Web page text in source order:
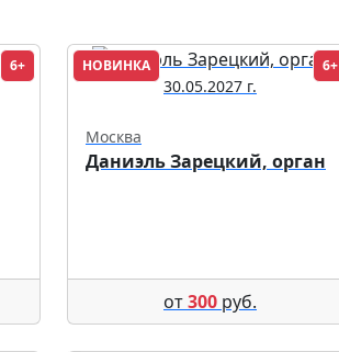
6+ НОВИНКА 6+
30.05.2027 г.
Москва
Даниэль Зарецкий, орган
от300 руб.